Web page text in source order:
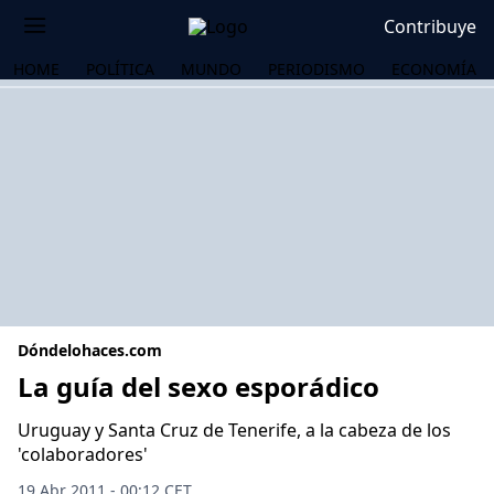
Contribuye
HOME POLÍTICA MUNDO PERIODISMO ECONOMÍA
Dóndelohaces.com
La guía del sexo esporádico
Uruguay y Santa Cruz de Tenerife, a la cabeza de los
'colaboradores'